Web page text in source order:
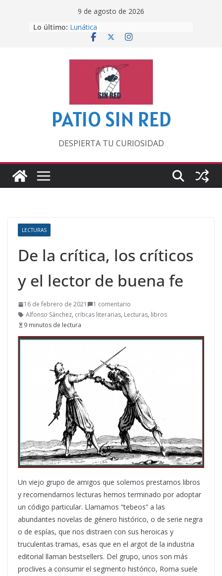
9 de agosto de 2026
Lo último: Otra del Mundial
Lunática
Por los viejos tiempos
‘La broma infinita’ de recomendar
lecturas veraniegas
PATIO SIN RED
DESPIERTA TU CURIOSIDAD
LECTURAS
De la crítica, los críticos
y el lector de buena fe
16 de febrero de 2021
1 comentario
Alfonso Sánchez, críticas literarias, Lecturas, libros
9 minutos de lectura
Un viejo grupo de amigos que solemos prestarnos libros
y recomendarnos lecturas hemos terminado por adoptar
un código particular. Llamamos “tebeos” a las
abundantes novelas de género histórico, o de serie negra
o de espías, que nos distraen con sus heroicas y
truculentas tramas, esas que en el argot de la industria
editorial llaman bestsellers. Del grupo, unos son más
proclives a consumir el segmento histórico, Roma suele